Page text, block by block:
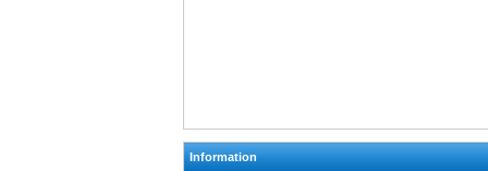
Information